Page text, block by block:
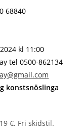
68840
11:00
862134
konstsnöslinga
€. Fri skidstil.